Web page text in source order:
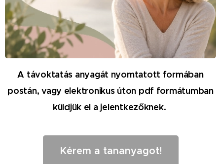
A távoktatás anyagát nyomtatott formában
postán, vagy elektronikus úton pdf formátumban
küldjük el a jelentkezőknek.
Kérem a tananyagot!